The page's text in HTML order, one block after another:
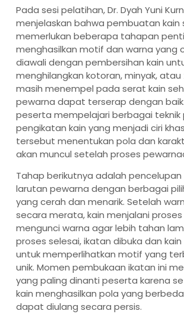
Pada sesi pelatihan, Dr. Dyah Yuni
menjelaskan bahwa pembuatan kain
memerlukan beberapa tahapan
menghasilkan motif dan warna yang
diawali dengan pembersihan kain
menghilangkan kotoran, minyak,
masih menempel pada serat kain
pewarna dapat terserap dengan
peserta mempelajari berbagai teknik
pengikatan kain yang menjadi ciri
tersebut menentukan pola dan
akan muncul setelah proses
Tahap berikutnya adalah pencelupan
larutan pewarna dengan berbagai
yang cerah dan menarik. Setelah
secara merata, kain menjalani
mengunci warna agar lebih tahan
proses selesai, ikatan dibuka dan
untuk memperlihatkan motif yang
unik. Momen pembukaan ikatan ini
yang paling dinanti peserta karena
kain menghasilkan pola yang
dapat diulang secara persis.